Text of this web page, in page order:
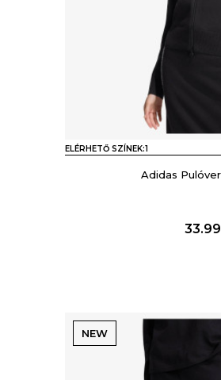
ELÉRHETŐ SZÍNEK:1
Adidas
NEW